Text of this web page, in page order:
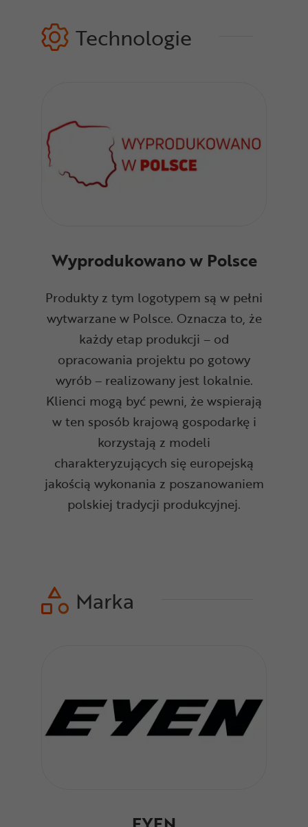
Technologie
Wyprodukowano w Polsce
Produkty z tym logotypem są w pełni
wytwarzane w Polsce. Oznacza to, że
każdy etap produkcji – od
opracowania projektu po gotowy
wyrób – realizowany jest lokalnie.
Klienci mogą być pewni, że wspierają
w ten sposób krajową gospodarkę i
korzystają z modeli
charakteryzujących się europejską
jakością wykonania z poszanowaniem
polskiej tradycji produkcyjnej.
Marka